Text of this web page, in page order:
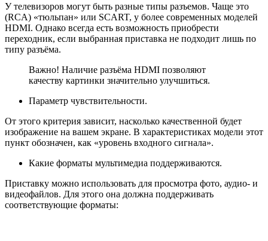
У телевизоров могут быть разные типы разъемов. Чаще это
(RCA) «тюльпан» или SCART, у более современных моделей
HDMI. Однако всегда есть возможность приобрести
переходник, если выбранная приставка не подходит лишь по
типу разъёма.
Важно! Наличие разъёма HDMI позволяют
качеству картинки значительно улучшиться.
Параметр чувствительности.
От этого критерия зависит, насколько качественной будет
изображение на вашем экране. В характеристиках модели этот
пункт обозначен, как «уровень входного сигнала».
Какие форматы мультимедиа поддерживаются.
Приставку можно использовать для просмотра фото, аудио- и
видеофайлов. Для этого она должна поддерживать
соответствующие форматы: